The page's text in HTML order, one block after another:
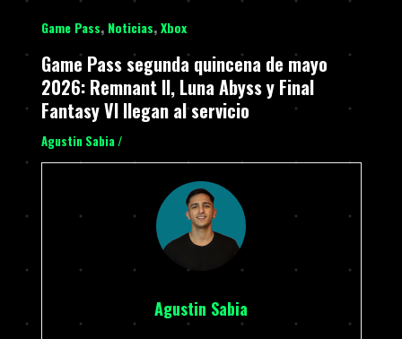
Game Pass, Noticias,Xbox
Game Pass segunda quincena de mayo
2026: Remnant II, Luna Abyss y Final
Fantasy VI llegan al servicio
Agustin Sabia /
Agustin Sabia